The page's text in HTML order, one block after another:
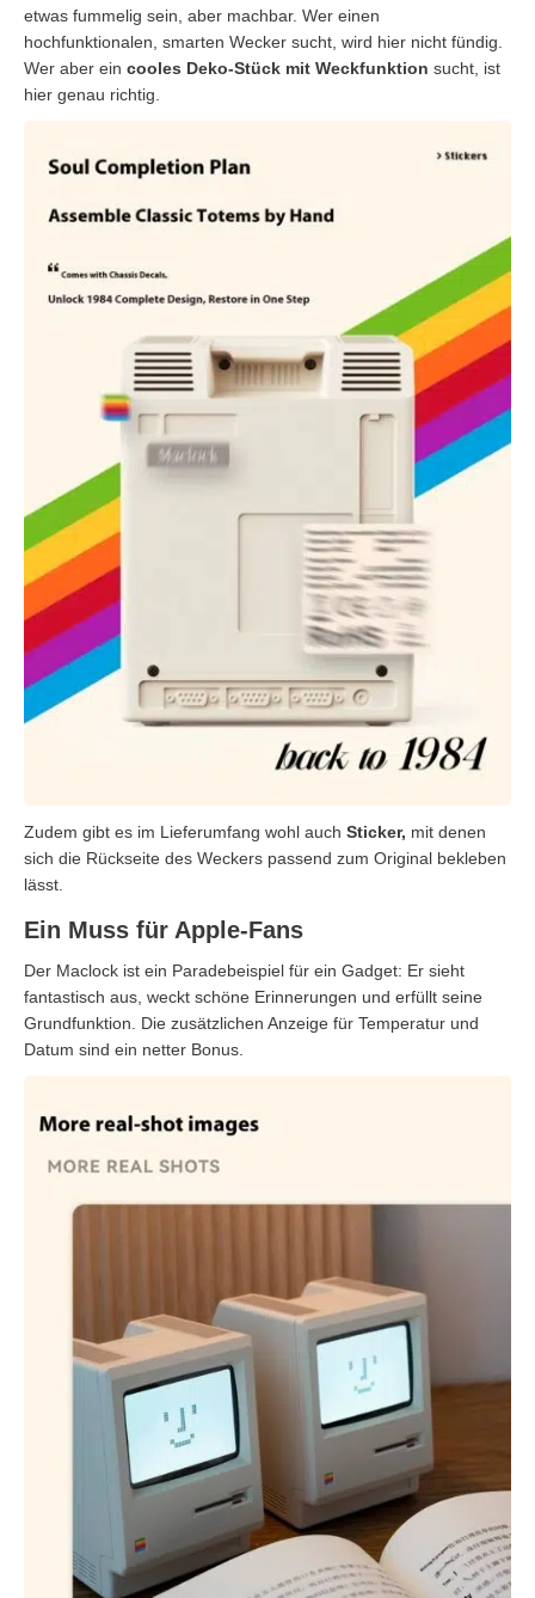
etwas fummelig sein, aber machbar. Wer einen
hochfunktionalen, smarten Wecker sucht, wird hier nicht fündig.
Wer aber ein cooles Deko-Stück mit Weckfunktion sucht, ist
hier genau richtig.
Zudem gibt es im Lieferumfang wohl auch Sticker, mit denen
sich die Rückseite des Weckers passend zum Original bekleben
lässt.
Ein Muss für Apple-Fans
Der Maclock ist ein Paradebeispiel für ein Gadget: Er sieht
fantastisch aus, weckt schöne Erinnerungen und erfüllt seine
Grundfunktion. Die zusätzlichen Anzeige für Temperatur und
Datum sind ein netter Bonus.